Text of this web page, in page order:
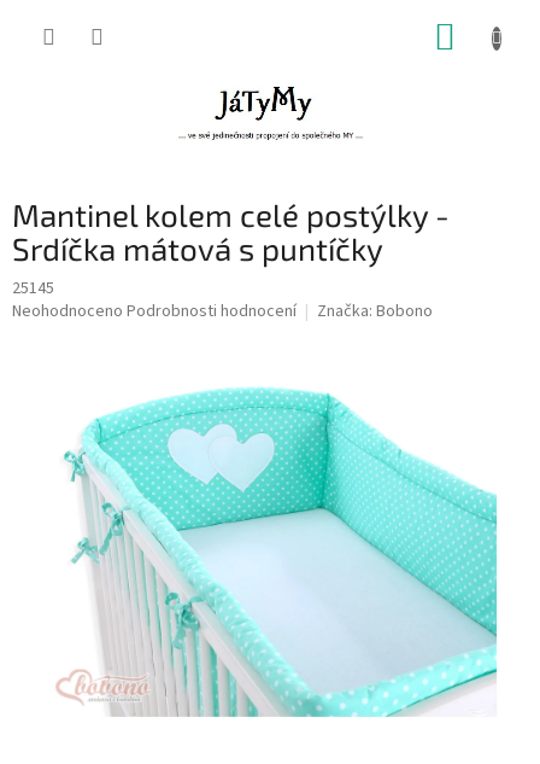
Mantinel kolem celé postýlky -
Srdíčka mátová s puntíčky
25145
Průměrné
hvězdiček.
Neohodnoceno Podrobnosti hodnocení Značka: Bobono